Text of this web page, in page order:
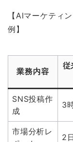
【AIマーケティ
例】
業務内容
従
SNS投稿作
成
3
市場分析レ
2